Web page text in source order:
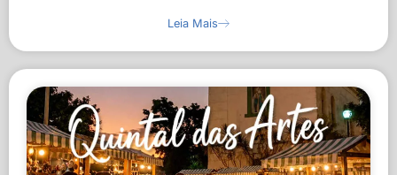
Leia Mais